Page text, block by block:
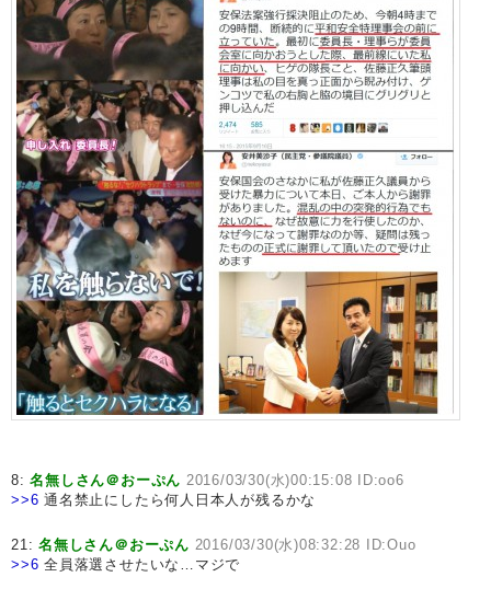
8:名無しさん＠おーぷん 2016/03/30(水)00:15:08 ID:oo6
>>6 通名禁止にしたら何人日本人が残るかな
21:名無しさん＠おーぷん 2016/03/30(水)08:32:28 ID:Ouo
>>6 全員落選させたいな…マジで